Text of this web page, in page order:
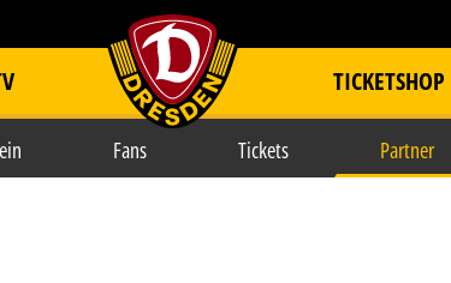
item.title TICKETSHOP
Fans Tickets Partner